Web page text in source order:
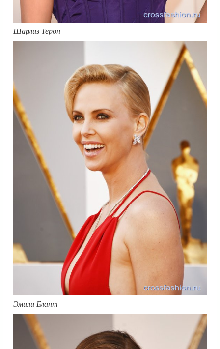
Шарлиз Терон
Эмили Блант